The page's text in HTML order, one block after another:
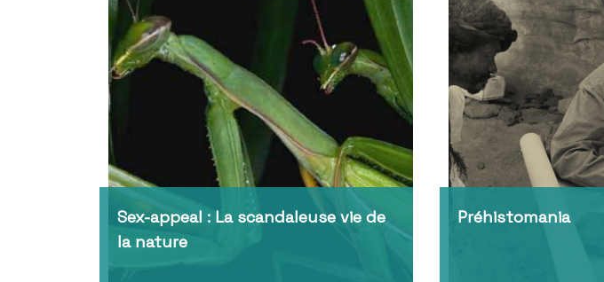
Sex-appeal : La scandaleuse vie de
la nature
Préhistomania